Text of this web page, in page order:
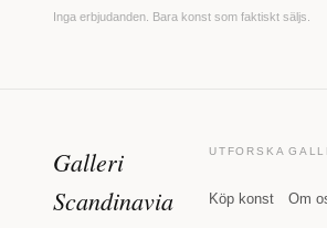
Inga erbjudanden. Bara konst som faktiskt säljs.
Galleri
Scandinavia
UTFORSKA
Köp konst Om